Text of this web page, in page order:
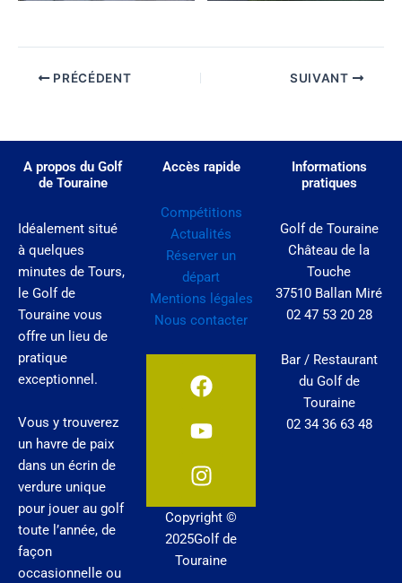
PRÉCÉDENT SUIVANT
A propos du Golf
de Touraine
Idéalement situé
à quelques
minutes de Tours,
le Golf de
Touraine vous
offre un lieu de
pratique
exceptionnel.
Vous y trouverez
un havre de paix
dans un écrin de
verdure unique
pour jouer au golf
toute l’année, de
façon
occasionnelle ou
Accès rapide
Compétitions
Actualités
Réserver un
départ
Mentions légales
Nous contacter
F
a
c
e
b
o
o
k
Y
o
u
t
u
b
e
I
n
s
t
a
g
r
a
m
Copyright ©
2025Golf de
Touraine
Informations
pratiques
Golf de Touraine
Château de la
Touche
37510 Ballan Miré
02 47 53 20 28
Bar / Restaurant
du Golf de
Touraine
02 34 36 63 48